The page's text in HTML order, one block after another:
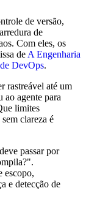
de versão,
de
Com eles, os
de A Engenharia
DevOps.
rastreável até um
ao agente para
limites
clareza é
passar por
escopo,
e detecção de